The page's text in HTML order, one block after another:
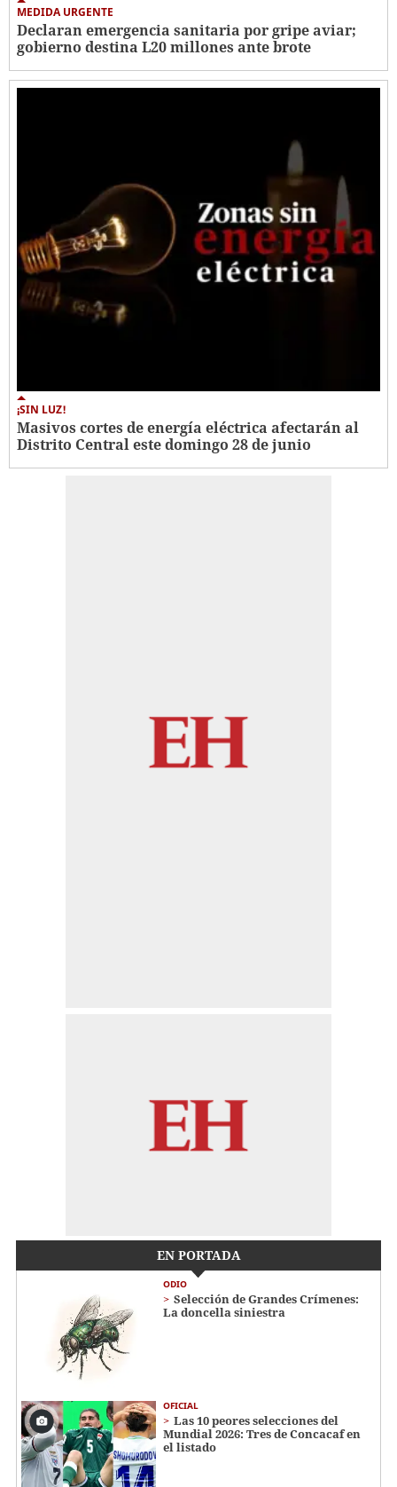
MEDIDA URGENTE
Declaran emergencia sanitaria por gripe aviar;
gobierno destina L20 millones ante brote
¡SIN LUZ!
Masivos cortes de energía eléctrica afectarán al
Distrito Central este domingo 28 de junio
EN PORTADA
ODIO
Selección de Grandes Crímenes:
La doncella siniestra
OFICIAL
Las 10 peores selecciones del
Mundial 2026: Tres de Concacaf en
el listado